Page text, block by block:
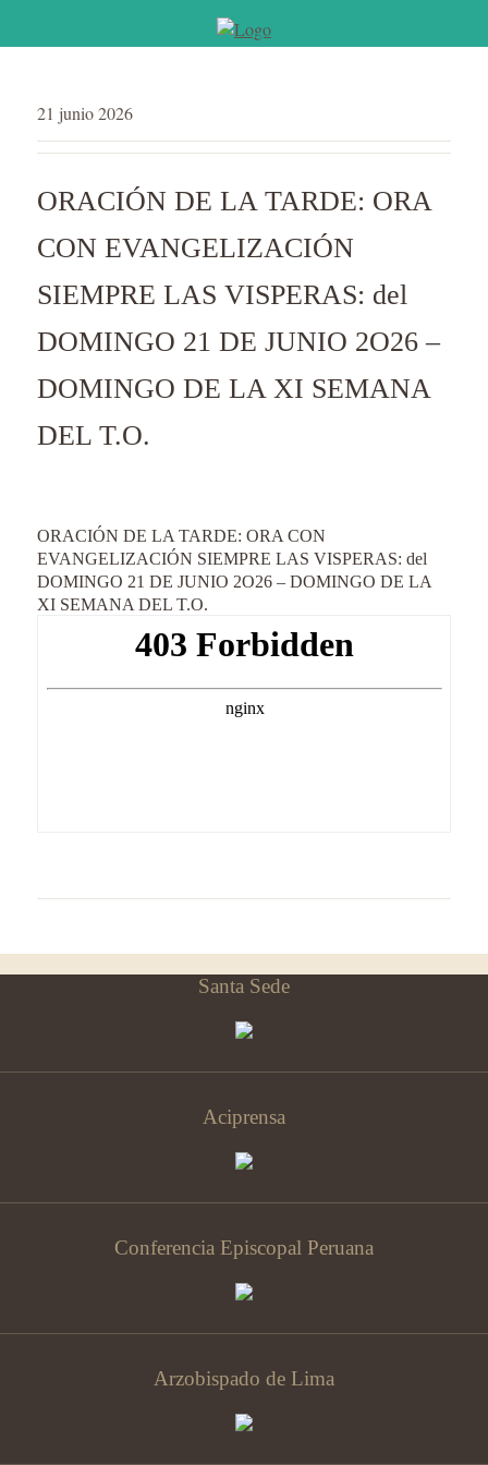
21 junio 2026
ORACIÓN DE LA TARDE: ORA
CON EVANGELIZACIÓN
SIEMPRE LAS VISPERAS: del
DOMINGO 21 DE JUNIO 2O26 –
DOMINGO DE LA XI SEMANA
DEL T.O.
ORACIÓN DE LA TARDE: ORA CON
EVANGELIZACIÓN SIEMPRE LAS VISPERAS: del
DOMINGO 21 DE JUNIO 2O26 – DOMINGO DE LA
XI SEMANA DEL T.O.
Santa Sede
Aciprensa
Conferencia Episcopal Peruana
Arzobispado de Lima